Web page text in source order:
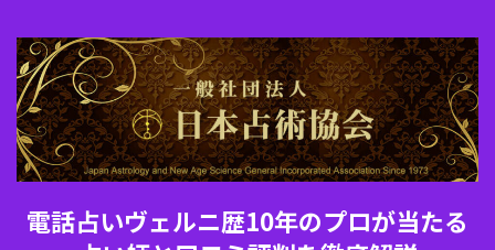
電話占いヴェルニ歴10年のプロが当たる